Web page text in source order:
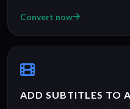
Convert now
ADD SUBTITLES TO